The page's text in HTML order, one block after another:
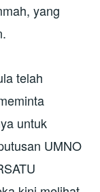
yang
telah
untuk
UMNO